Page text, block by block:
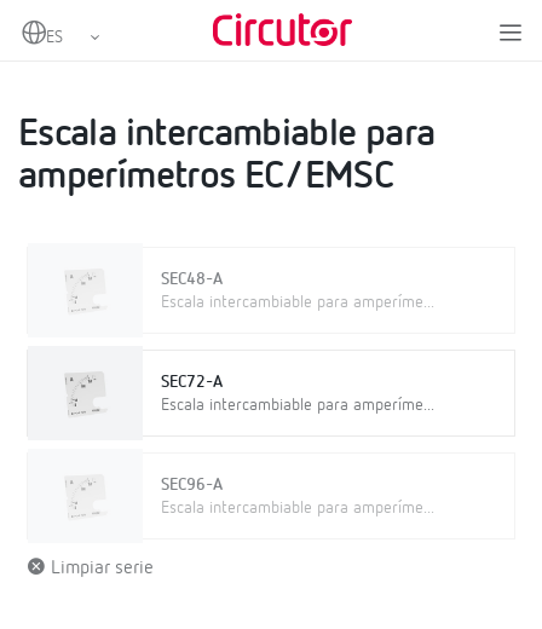
Home Instrumentación analógica
Escala intercambiable para
amperímetros EC/EMSC
SEC48-A
Escala intercambiable para amperíme...
SEC72-A
Escala intercambiable para amperíme...
SEC96-A
Escala intercambiable para amperíme...
Limpiar serie